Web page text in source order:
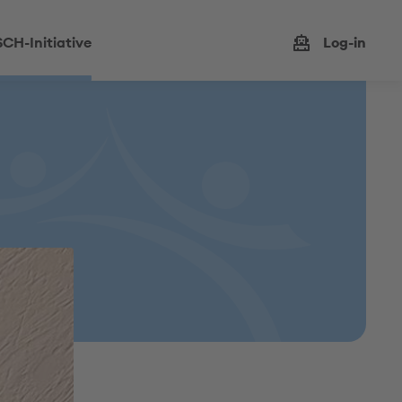
Initiative Log-in